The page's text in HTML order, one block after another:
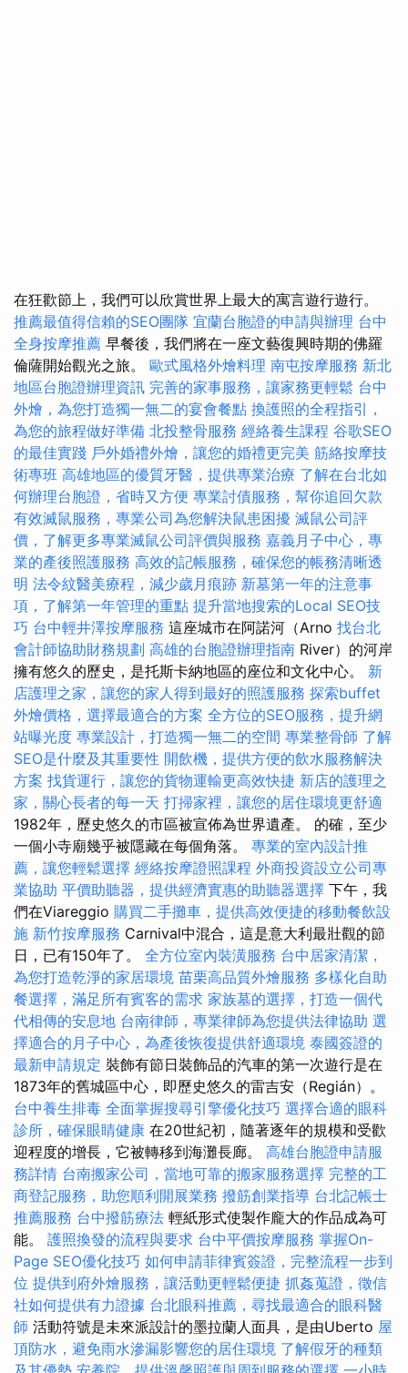
在狂歡節上，我們可以欣賞世界上最大的寓言遊行遊行。
推薦最值得信賴的SEO團隊 宜蘭台胞證的申請與辦理 台中
全身按摩推薦 早餐後，我們將在一座文藝復興時期的佛羅
倫薩開始觀光之旅。 歐式風格外燴料理 南屯按摩服務 新北
地區台胞證辦理資訊 完善的家事服務，讓家務更輕鬆 台中
外燴，為您打造獨一無二的宴會餐點 換護照的全程指引，
為您的旅程做好準備 北投整骨服務 經絡養生課程 谷歌SEO
的最佳實踐 戶外婚禮外燴，讓您的婚禮更完美 筋絡按摩技
術專班 高雄地區的優質牙醫，提供專業治療 了解在台北如
何辦理台胞證，省時又方便 專業討債服務，幫你追回欠款
有效滅鼠服務，專業公司為您解決鼠患困擾 滅鼠公司評
價，了解更多專業滅鼠公司評價與服務 嘉義月子中心，專
業的產後照護服務 高效的記帳服務，確保您的帳務清晰透
明 法令紋醫美療程，減少歲月痕跡 新墓第一年的注意事
項，了解第一年管理的重點 提升當地搜索的Local SEO技
巧 台中輕井澤按摩服務 這座城市在阿諾河（Arno 找台北
會計師協助財務規劃 高雄的台胞證辦理指南 River）的河岸
擁有悠久的歷史，是托斯卡納地區的座位和文化中心。 新
店護理之家，讓您的家人得到最好的照護服務 探索buffet
外燴價格，選擇最適合的方案 全方位的SEO服務，提升網
站曝光度 專業設計，打造獨一無二的空間 專業整骨師 了解
SEO是什麼及其重要性 開飲機，提供方便的飲水服務解決
方案 找貨運行，讓您的貨物運輸更高效快捷 新店的護理之
家，關心長者的每一天 打掃家裡，讓您的居住環境更舒適
1982年，歷史悠久的市區被宣佈為世界遺產。 的確，至少
一個小寺廟幾乎被隱藏在每個角落。 專業的室內設計推
薦，讓您輕鬆選擇 經絡按摩證照課程 外商投資設立公司專
業協助 平價助聽器，提供經濟實惠的助聽器選擇 下午，我
們在Viareggio 購買二手攤車，提供高效便捷的移動餐飲設
施 新竹按摩服務 Carnival中混合，這是意大利最壯觀的節
日，已有150年了。 全方位室內裝潢服務 台中居家清潔，
為您打造乾淨的家居環境 苗栗高品質外燴服務 多樣化自助
餐選擇，滿足所有賓客的需求 家族墓的選擇，打造一個代
代相傳的安息地 台南律師，專業律師為您提供法律協助 選
擇適合的月子中心，為產後恢復提供舒適環境 泰國簽證的
最新申請規定 裝飾有節日裝飾品的汽車的第一次遊行是在
1873年的舊城區中心，即歷史悠久的雷吉安（Regián）。
台中養生排毒 全面掌握搜尋引擎優化技巧 選擇合適的眼科
診所，確保眼睛健康 在20世紀初，隨著逐年的規模和受歡
迎程度的增長，它被轉移到海灘長廊。 高雄台胞證申請服
務詳情 台南搬家公司，當地可靠的搬家服務選擇 完整的工
商登記服務，助您順利開展業務 撥筋創業指導 台北記帳士
推薦服務 台中撥筋療法 輕紙形式使製作龐大的作品成為可
能。 護照換發的流程與要求 台中平價按摩服務 掌握On-
Page SEO優化技巧 如何申請菲律賓簽證，完整流程一步到
位 提供到府外燴服務，讓活動更輕鬆便捷 抓姦蒐證，徵信
社如何提供有力證據 台北眼科推薦，尋找最適合的眼科醫
師 活動符號是未來派設計的墨拉蘭人面具，是由Uberto 屋
頂防水，避免雨水滲漏影響您的居住環境 了解假牙的種類